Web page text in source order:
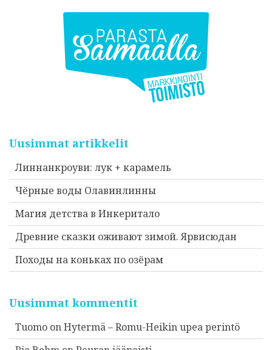
Uusimmat artikkelit
Линнанкроуви: лук + карамель
Чёрные воды Олавинлинны
Магия детства в Инкеритало
Древние сказки оживают зимой. Ярвисюдан
Походы на коньках по озёрам
Uusimmat kommentit
Tuomo onHytermä – Romu-Heikin upea perintö